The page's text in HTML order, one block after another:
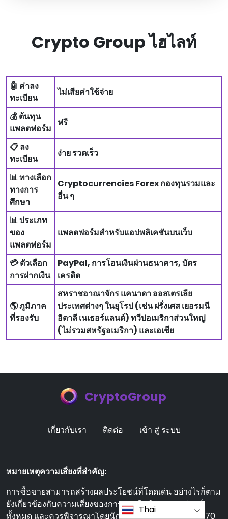
Crypto Group ไฮไลท์
🤖 ค่าลง
ทะเบียน
ไม่เสียค่าใช้จ่าย
💰 ต้นทุน
แพลตฟอร์ม
ฟรี
📋 ลง
ทะเบียน
ง่าย รวดเร็ว
📊 ทางเลือก
ทางการ
ศึกษา
Cryptocurrencies Forex กองทุนรวมและ
อื่น ๆ
📊 ประเภท
ของ
แพลตฟอร์ม
แพลตฟอร์มสําหรับแอปพลิเคชันบนเว็บ
💳 ตัวเลือก
การฝากเงิน
PayPal, การโอนเงินผ่านธนาคาร, บัตร
เครดิต
🌎 ภูมิภาค
ที่รองรับ
สหราชอาณาจักร แคนาดา ออสเตรเลีย
ประเทศต่างๆ ในยุโรป (เช่น ฝรั่งเศส เยอรมนี
อิตาลี เนเธอร์แลนด์) ทวีปอเมริกาส่วนใหญ่
(ไม่รวมสหรัฐอเมริกา) และเอเชีย
CryptoGroup
เกี่ยวกับเรา ติดต่อ เข้า สู่ ระบบ
หมายเหตุความเสี่ยงที่สําคัญ:
การซื้อขายสามารถสร้างผลประโยชน์ที่โดดเด่น อย่างไรก็ตาม
ยังเกี่ยวข้องกับความเสี่ยงของการสูญเสียเงินทุนบางส่วน/
ทั้งหมด และควรพิจารณาโดยนักลงทุนรายแรก ประมาณ 70
Thai